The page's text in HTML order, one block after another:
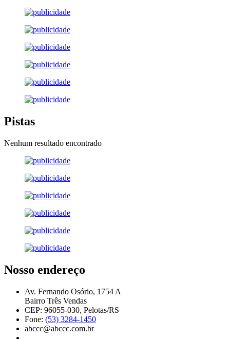
Pistas
Nenhum resultado encontrado
Nosso endereço
Av. Fernando Osório, 1754 A
Bairro Três Vendas
CEP: 96055-030, Pelotas/RS
Fone: (53) 3284-1450
abccc@abccc.com.br